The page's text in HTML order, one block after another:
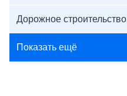
Дорожное строительство
Показать ещё